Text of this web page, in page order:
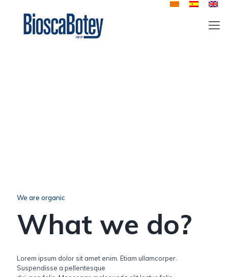
We are organic
What we do?
Lorem ipsum dolor sit amet enim. Etiam ullamcorper.
Suspendisse a pellentesque